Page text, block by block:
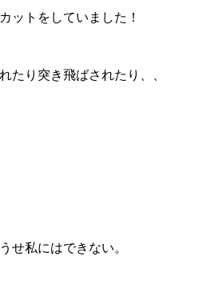
ットをしていました！
たり突き飛ばされたり、、
せ私にはできない。